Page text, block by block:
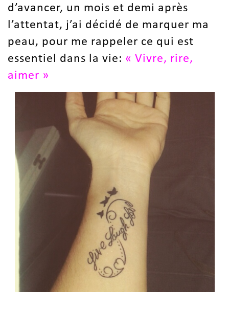
d’avancer, un mois et demi après
l’attentat, j’ai décidé de marquer ma
peau, pour me rappeler ce qui est
essentiel dans la vie: « Vivre, rire,
aimer »